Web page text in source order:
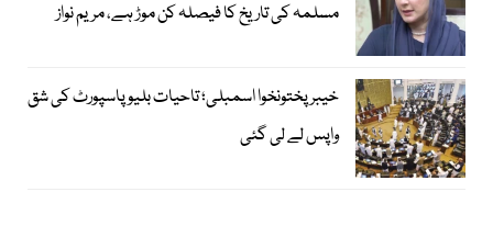
مسلمہ کی تاریخ کا فیصلہ کن موڑ ہے، مریم نواز
خیبرپختونخوا اسمبلی؛ تاحیات بلیو پاسپورٹ کی شق
واپس لے لی گئی